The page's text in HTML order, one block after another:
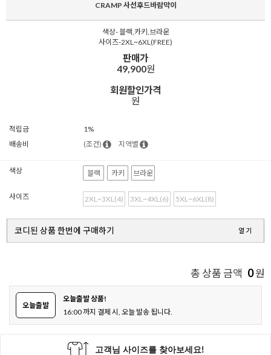
CRAMP 사선후드바람막이
색상- 블랙,카키,브라운
사이즈-2XL~6XL(FREE)
판매가
49,900원
회원할인가격
원
적립금
1%
배송비
(조건) 지역별
색상 블랙 카키 브라운
사이즈 2XL~3XL(4) 3XL~4XL(6) 5XL~6XL(8)
코디된 상품 한번에 구매하기 열기
총 상품 금액 0원
오늘출발
오늘출발 상품!
16:00 까지 결제 시, 오늘 발송 됩니다.